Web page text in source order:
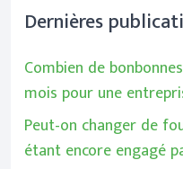
Dernières
Combien de
mois pour une
Peut-on changer de
étant encore engagé